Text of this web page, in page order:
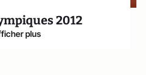
2012
plus